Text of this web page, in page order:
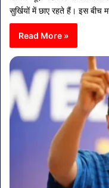
सुर्खियों में छाए रहते हैं। इस बीच
Read More »